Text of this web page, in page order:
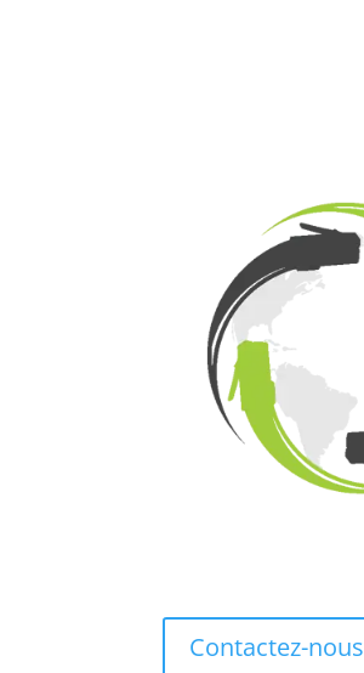
Contactez-nous